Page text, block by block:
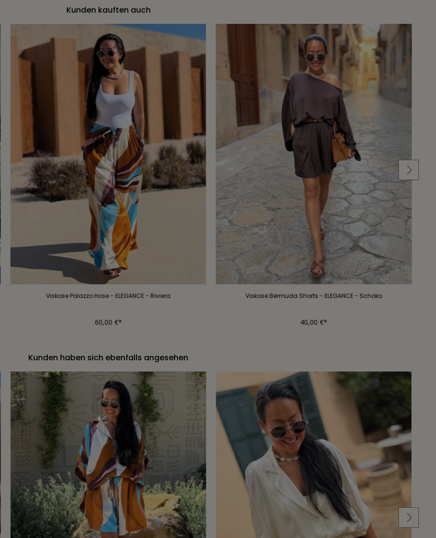
Kunden kauften auch
Viskose Palazzo Hose - ELEGANCE - Riviera
60,00 €*
Viskose Bermuda Shorts - ELEGANCE - Schoko
40,00 €*
Kunden haben sich ebenfalls angesehen